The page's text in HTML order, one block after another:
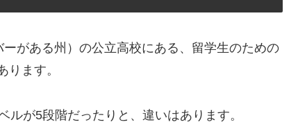
がある州）の公立高校にある、留学生のための
ます。
が5段階だったりと、違いはあります。